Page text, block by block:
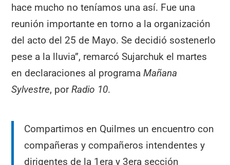
hace mucho no teníamos una así. Fue una
reunión importante en torno a la organización
del acto del 25 de Mayo. Se decidió sostenerlo
pese a la lluvia”, remarcó Sujarchuk el martes
en declaraciones al programaMañana
Sylvestre, porRadio 10.
Compartimos en Quilmes un encuentro con
compañeras y compañeros intendentes y
dirigentes de la 1era y 3era sección